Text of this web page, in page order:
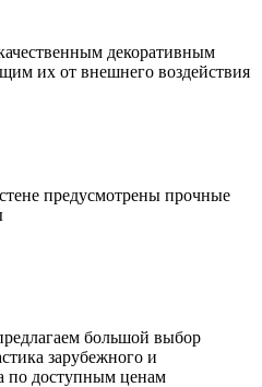
декоративным
их от внешнего воздействия
предусмотрены прочные
большой выбор
зарубежного и
по доступным ценам